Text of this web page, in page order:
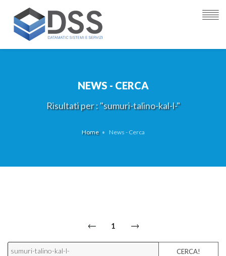
NEWS - CERCA
Risultati per : "sumuri-talino-kal-l-"
Home News - Cerca
1
CERCA!